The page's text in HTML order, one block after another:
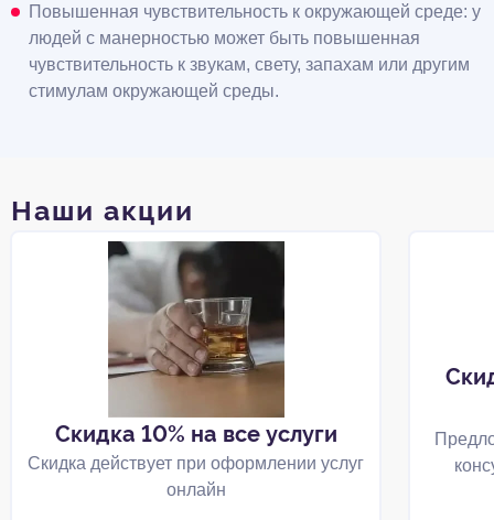
Повышенная чувствительность к окружающей среде: у
людей с манерностью может быть повышенная
чувствительность к звукам, свету, запахам или другим
стимулам окружающей среды.
Наши акции
Скидка 10% на все услуги
Скидка действует при оформлении услуг
онлайн